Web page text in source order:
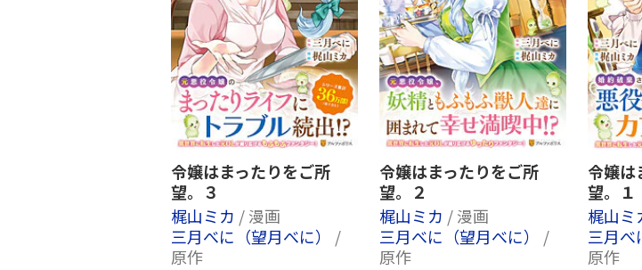
令嬢はまったりをご所
望。３
梶山ミカ / 漫画
三月べに（望月べに） /
原作
令嬢はまったりをご所
望。２
梶山ミカ / 漫画
三月べに（望月べに） /
原作
令嬢は
望。１
梶山ミ
三月べ
原作